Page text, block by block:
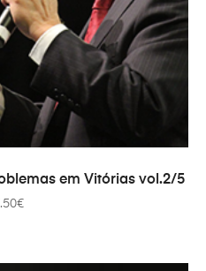
TO CART em Vitórias vol.2/5
€